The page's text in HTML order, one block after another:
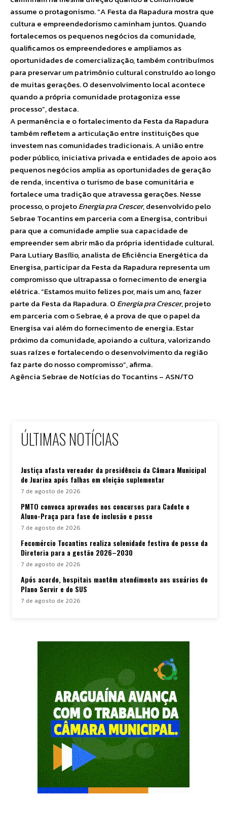
assume o protagonismo. “A Festa da Rapadura mostra que
cultura e empreendedorismo caminham juntos. Quando
fortalecemos os pequenos negócios da comunidade,
qualificamos os empreendedores e ampliamos as
oportunidades de comercialização, também contribuímos
para preservar um patrimônio cultural construído ao longo
de muitas gerações. O desenvolvimento local acontece
quando a própria comunidade protagoniza esse
processo”, destaca.
A permanência e o fortalecimento da Festa da Rapadura
também refletem a articulação entre instituições que
investem nas comunidades tradicionais. A união entre
poder público, iniciativa privada e entidades de apoio aos
pequenos negócios amplia as oportunidades de geração
de renda, incentiva o turismo de base comunitária e
fortalece uma tradição que atravessa gerações. Nesse
processo, o projetoEnergia pra Crescer, desenvolvido pelo
Sebrae Tocantins em parceria com a Energisa, contribui
para que a comunidade amplie sua capacidade de
empreender sem abrir mão da própria identidade cultural.
Para Lutiary Basílio, analista de Eficiência Energética da
Energisa, participar da Festa da Rapadura representa um
compromisso que ultrapassa o fornecimento de energia
elétrica. “Estamos muito felizes por, mais um ano, fazer
parte da Festa da Rapadura. O Energia pra Crescer, projeto
em parceria com o Sebrae, é a prova de que o papel da
Energisa vai além do fornecimento de energia. Estar
próximo da comunidade, apoiando a cultura, valorizando
suas raízes e fortalecendo o desenvolvimento da região
faz parte do nosso compromisso”, afirma.
Agência Sebrae de Notícias do Tocantins – ASN/TO
ÚLTIMAS NOTÍCIAS
Justiça afasta vereador da presidência da Câmara Municipal
de Juarina após falhas em eleição suplementar
7 de agosto de 2026
PMTO convoca aprovados nos concursos para Cadete e
Aluno-Praça para fase de inclusão e posse
7 de agosto de 2026
Fecomércio Tocantins realiza solenidade festiva de posse da
Diretoria para a gestão 2026–2030
7 de agosto de 2026
Após acordo, hospitais mantêm atendimento aos usuários do
Plano Servir e do SUS
7 de agosto de 2026